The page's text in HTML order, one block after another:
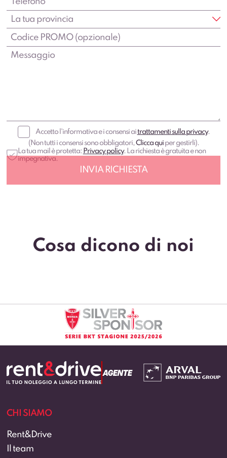
Accetto l'informativa e i consensi aitrattamenti sulla privacy.
(Non tutti i consensi sono obbligatori,Clicca quiper gestirli).
La tua mail è protetta: Privacy policy. La richiesta è gratuita e non
impegnativa.
Cosa dicono di noi
CHI SIAMO
Rent&Drive
Il team